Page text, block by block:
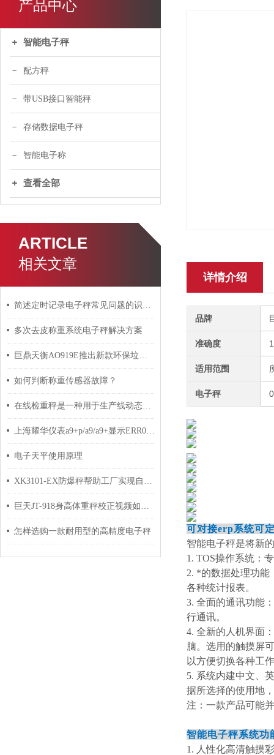
产品中心
智能电子秤
配方秤
带USB接口智能秤
存储数据电子秤
智能电子称
查看全部
ARTICLE
相关文章
简述定时记录电子秤常见问题的识别与解决方法
多次去皮称重系统电子秤解决方案
巨鼎天衡AO919E推出新款环保垃圾回收称重系统
如何判断称重传感器故障？
在线检重秤是一种用于生产线动态称重的自动化设备
上海耀华仪表a9+p/a9/a9+显示ERR05怎么处理
电子天平使用原理
XK3101-EX防爆秤帮助工厂实现自动化
巨天JT-918身高体重秤校正视频如何操作
怎样选购一款耐用型的高精度电子秤
详情介绍
品牌
准确度
适用范围
电子秤
可对接erp系统可
智能电子秤是将新
1. TOS操作系统：
2. *的数据处理功能
各种统计报表。
3. 全面的通讯功能
行通讯。
4. 全新的人机界面
脑。选用的触摸屏
以方便切换各种工
5. 系统内建中文、
据所选择的使用地
注：一款产品可能
智能电子秤系统功
1 . 人性化高清触摸